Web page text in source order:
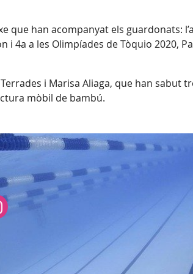
que han acompanyat els guardonats:
4a a les Olimpíades de Tòquio 2020,
i Marisa Aliaga, que han sabut
mòbil de bambú.